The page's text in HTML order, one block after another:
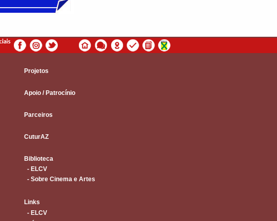
Projetos
Apoio / Patrocínio
Parceiros
CuturAZ
Biblioteca
- ELCV
- Sobre Cinema e Artes
Links
- ELCV